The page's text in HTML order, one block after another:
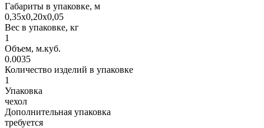
Габариты в упаковке, м
0,35х0,20х0,05
Вес в упаковке, кг
1
Объем, м.куб.
0.0035
Количество изделий в упаковке
1
Упаковка
чехол
Дополнительная упаковка
требуется